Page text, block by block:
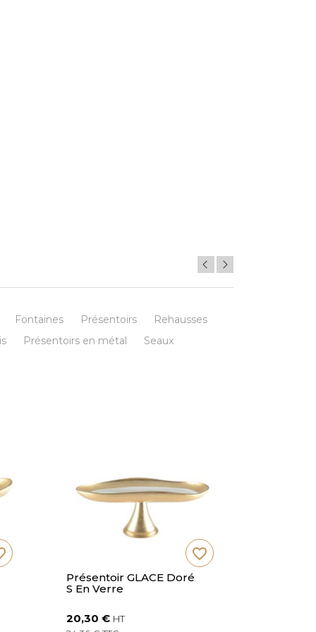
Fontaines Présentoirs
Rehausses
Présentoirs en métal
Seaux
Présentoir GLACE Doré
S En Verre
20,30 € HT
favorite_border